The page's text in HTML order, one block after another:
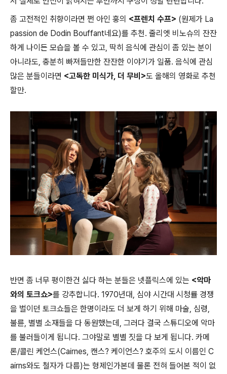
좀 고전적인 취향이라면 쩐 아인 훙의 <프렌치 수프> (원제가 La
passion de Dodin Bouffant네요)를 추천. 줄리엣 비노슈의 잔잔
하게 나이든 모습을 볼 수 있고, 딱히 음식에 관심이 좀 있는 분이
아니라도, 충분히 빠져들만한 잔잔한 이야기가 일품. 음식에 관심
많은 분들이라면 <고독한 미식가, 더 무비>도 올해의 영화로 추천
할만.
반면 좀 너무 평이한건 싫다 하는 분들은 넷플릭스에 있는 <악마
와의 토크쇼>를 강추합니다. 1970년대, 심야 시간대 시청률 경쟁
을 벌이던 토크쇼들은 한명이라도 더 보게 하기 위해 마술, 심령,
불륜, 별별 소재들을 다 동원했는데, 그러다 결국 스튜디오에 악마
를 불러들이게 됩니다. 그야말로 별별 짓을 다 보게 됩니다. 카메
론/콜린 케언스(Cairnes, 캔스? 케이언스? 호주의 도시 이름인 C
airns와도 철자가 다름)는 형제인가본데 물론 전혀 들어본 적이 없